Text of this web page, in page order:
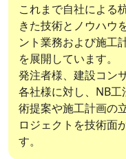
これまで自社による
きた技術とノウハウ
ント業務および施工
を展開しています。
発注者様、建設コン
各社様に対し、NB
術提案や施工計画の
ロジェクトを技術面
す。